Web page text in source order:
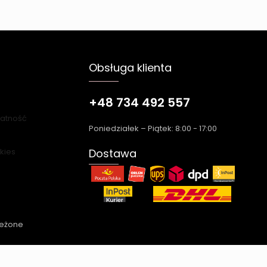
Obsługa klienta
+48 734 492 557
Poniedziałek – Piątek: 8:00 - 17:00
Dostawa